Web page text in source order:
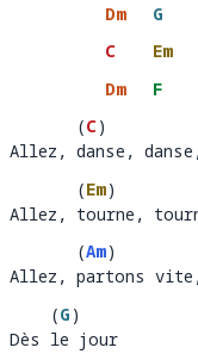
Dm
G
C
Em
Dm
F
Allez,
(C)
ans
Allez, danse,
Allez,
(Em)
ourn
Allez, tourne,
Allez,
(Am)
artons
Allez, partons
Dès
(G )
e j
Dès le jour